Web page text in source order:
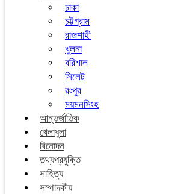
ঢাকা
চট্টগ্রাম
রাজশাহী
খুলনা
বরিশাল
সিলেট
রংপুর
ময়মনসিংহ
আন্তর্জাতিক
খেলাধুলা
বিনোদন
তথ্যপ্রযুক্তি
সাহিত্য
সম্পাদকীয়